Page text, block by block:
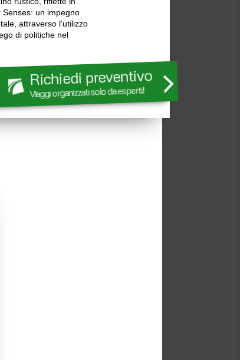
un impegno
attraverso l'utilizzo
di politiche nel
Richiedi preventivo
Viaggi organizzati solo da esperti!